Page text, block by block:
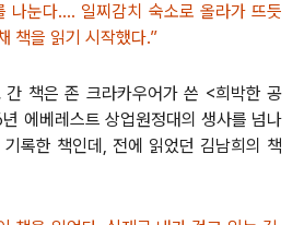
나눈다.... 일찌감치 숙소로 올라가 뜨듯
책을 읽기 시작했다.”
간 책은 존 크라카우어가 쓴 <희박한 공
에베레스트 상업원정대의 생사를 넘나
록한 책인데, 전에 읽었던 김남희의 책